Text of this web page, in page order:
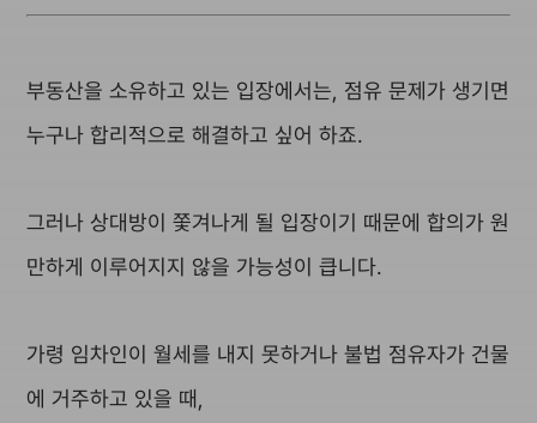
부동산을 소유하고 있는 입장에서는, 점유 문제가 생기면
누구나 합리적으로 해결하고 싶어 하죠.
그러나 상대방이 쫓겨나게 될 입장이기 때문에 합의가 원
만하게 이루어지지 않을 가능성이 큽니다.
가령 임차인이 월세를 내지 못하거나 불법 점유자가 건물
에 거주하고 있을 때,